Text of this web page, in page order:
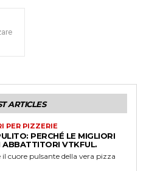
ARTICLES
PER PIZZERIE
PERCHÉ LE MIGLIORI
ABBATTITORI VTKFUL.
cuore pulsante della vera pizza